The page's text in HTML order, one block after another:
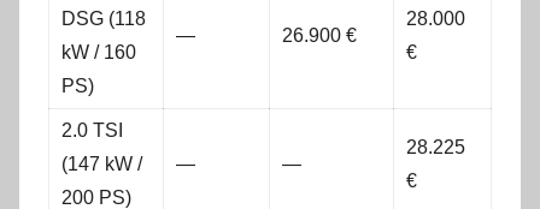
DSG (118
kW / 160
PS)
— 26.900 €
28.000
€
2.0 TSI
(147 kW /
200 PS)
— —
28.225
€